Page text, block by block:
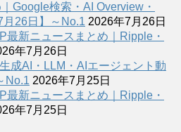
Google検索・AI Overview・
26日】～No.1 2026年7月26日
最新ニュースまとめ｜Ripple・
年7月26日
成AI・LLM・AIエージェント動
No.1 2026年7月25日
最新ニュースまとめ｜Ripple・
年7月25日